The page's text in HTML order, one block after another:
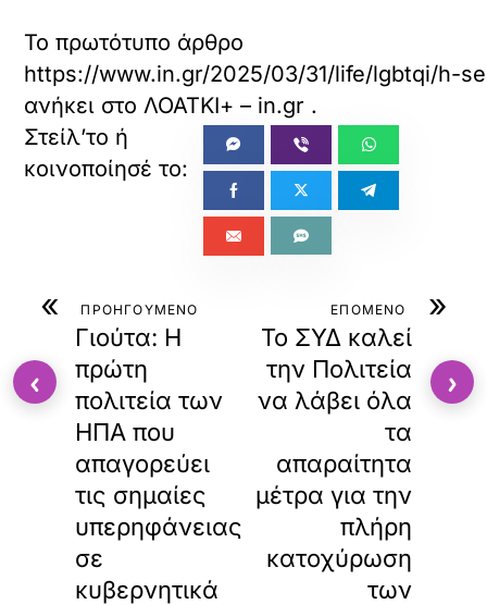
Το πρωτότυπο άρθρο
https://www.in.gr/2025/03/31/life/lgbtqi/h-
ανήκει στο ΛΟΑΤΚΙ+ – in.gr .
« ΠΡΟΗΓΟΥΜΕΝΟ
Γιούτα: Η
πρώτη
πολιτεία των
ΗΠΑ που
απαγορεύει
τις σημαίες
υπερηφάνειας
σε
κυβερνητικά
»
ΕΠΟΜΕΝΟ
Το ΣΥΔ καλεί
την Πολιτεία
να λάβει όλα
τα
απαραίτητα
μέτρα για την
πλήρη
κατοχύρωση
των
‹ ›